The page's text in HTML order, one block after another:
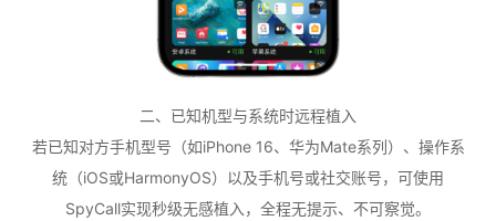
二、已知机型与系统时远程植入
若已知对方手机型号（如iPhone 16、华为Mate系列）、操作系
统（iOS或HarmonyOS）以及手机号或社交账号，可使用
SpyCall实现秒级无感植入，全程无提示、不可察觉。